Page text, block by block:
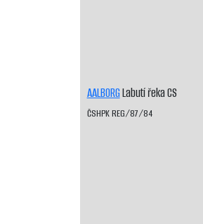
AALBORGLabutí řeka CS
ČSHPK REG/87/84